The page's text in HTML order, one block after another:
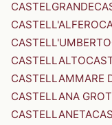
CASTELGRANDE
CASTELL'ALFERO
CASTELL'UMBERTO
CASTELLALTO
CASTELLAMMARE
CASTELLANA
CASTELLANETA